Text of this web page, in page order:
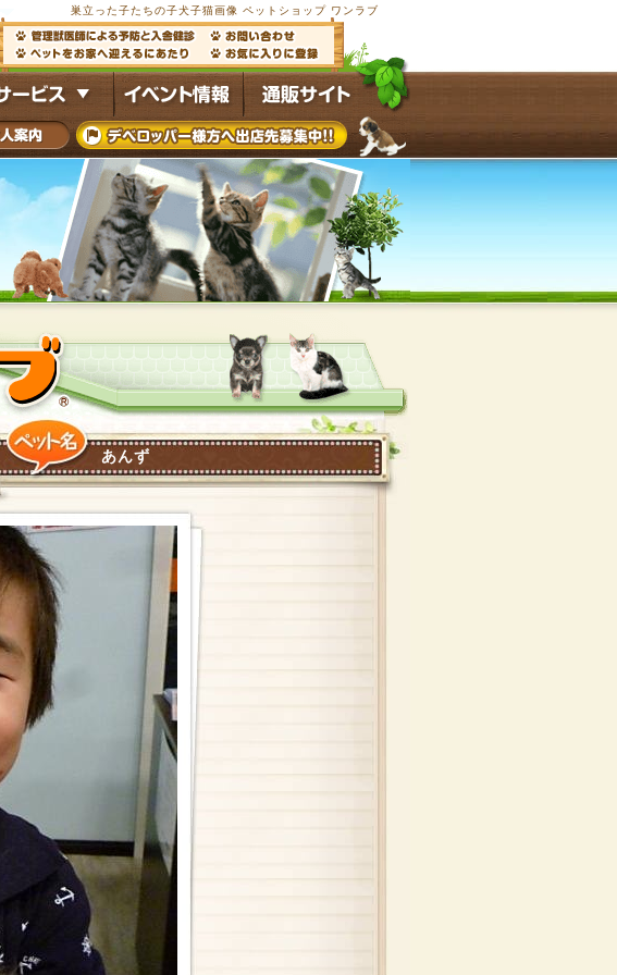
巣立った子たちの子犬子猫画像 ペットショップ ワンラブ
あんず